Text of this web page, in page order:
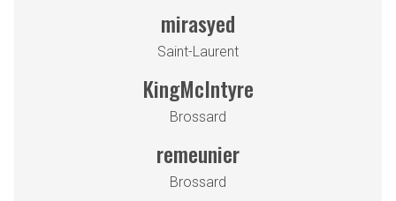
mirasyed
Saint-Laurent
KingMcIntyre
Brossard
remeunier
Brossard